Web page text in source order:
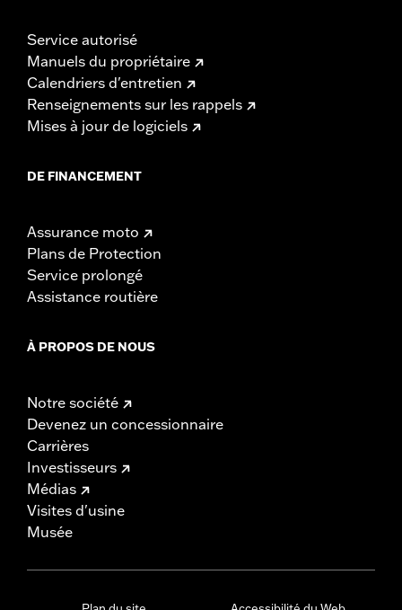
Service autorisé
Manuels du propriétaire
Calendriers d'entretien
Renseignements sur les rappels
Mises à jour de logiciels
DE FINANCEMENT
Assurance moto
Plans de Protection
Service prolongé
Assistance routière
À PROPOS DE NOUS
Notre société
Devenez un concessionnaire
Carrières
Investisseurs
Médias
Visites d'usine
Musée